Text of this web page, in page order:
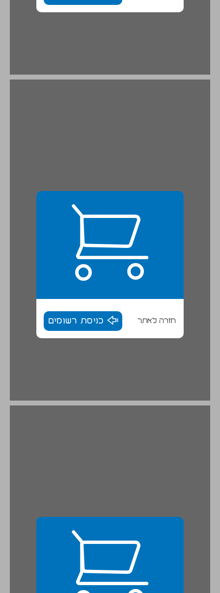
חזרה לאתר כניסת רשומים